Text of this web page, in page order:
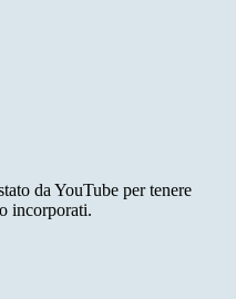
da YouTube per tenere
incorporati.